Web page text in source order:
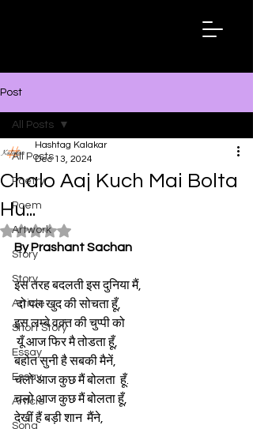
Post
All Posts
Poetry
Poem
Artwork
Story
Story
Article
Short Story
Essay
Essay
Article
Song
All Posts
Chalo Aaj Kuch Mai Bolta
Hu...
Hashtag Kalakar
Dec 13, 2024
Rated NaN out of 5 stars.
By Prashant Sachan
इस तरह बदलती इस दुनिया मैं,
दो पल खुद की सोचता हूँ,
इस लम्बे वक़्त की चुप्पी को
यूँ आज फिर मै तोडता हूँ,
बहोत सुनी है सबकी मैनें,
चलो आज कुछ मैं बोलता  हूँ.
चलो आज कुछ मैं बोलता हूँ,
देखीं हैं बड़ी शान  मैंने,